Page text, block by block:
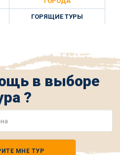
ГОРЯЩИЕ ТУРЫ
в выборе
?
МНЕ ТУР